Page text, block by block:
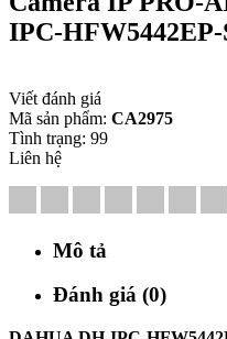
IPC-HFW5442EP-
Viết đánh giá
Mã sản phẩm: CA2975
Tình trạng: 99
Liên hệ
Mô tả
Đánh giá (0)